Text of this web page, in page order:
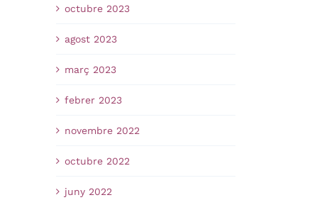
octubre 2023
agost 2023
març 2023
febrer 2023
novembre 2022
octubre 2022
juny 2022